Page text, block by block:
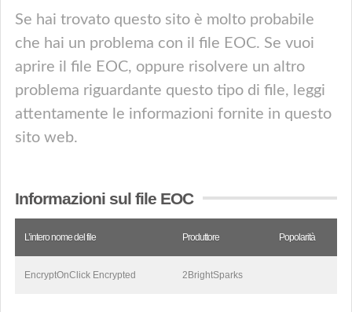
Se hai trovato questo sito è molto probabile
che hai un problema con il file EOC. Se vuoi
aprire il file EOC, oppure risolvere un altro
problema riguardante questo tipo di file, leggi
attentamente le informazioni fornite in questo
sito web.
Informazioni sul file EOC
L’intero nome del file Produttore Popolarità
EncryptOnClick Encrypted 2BrightSparks